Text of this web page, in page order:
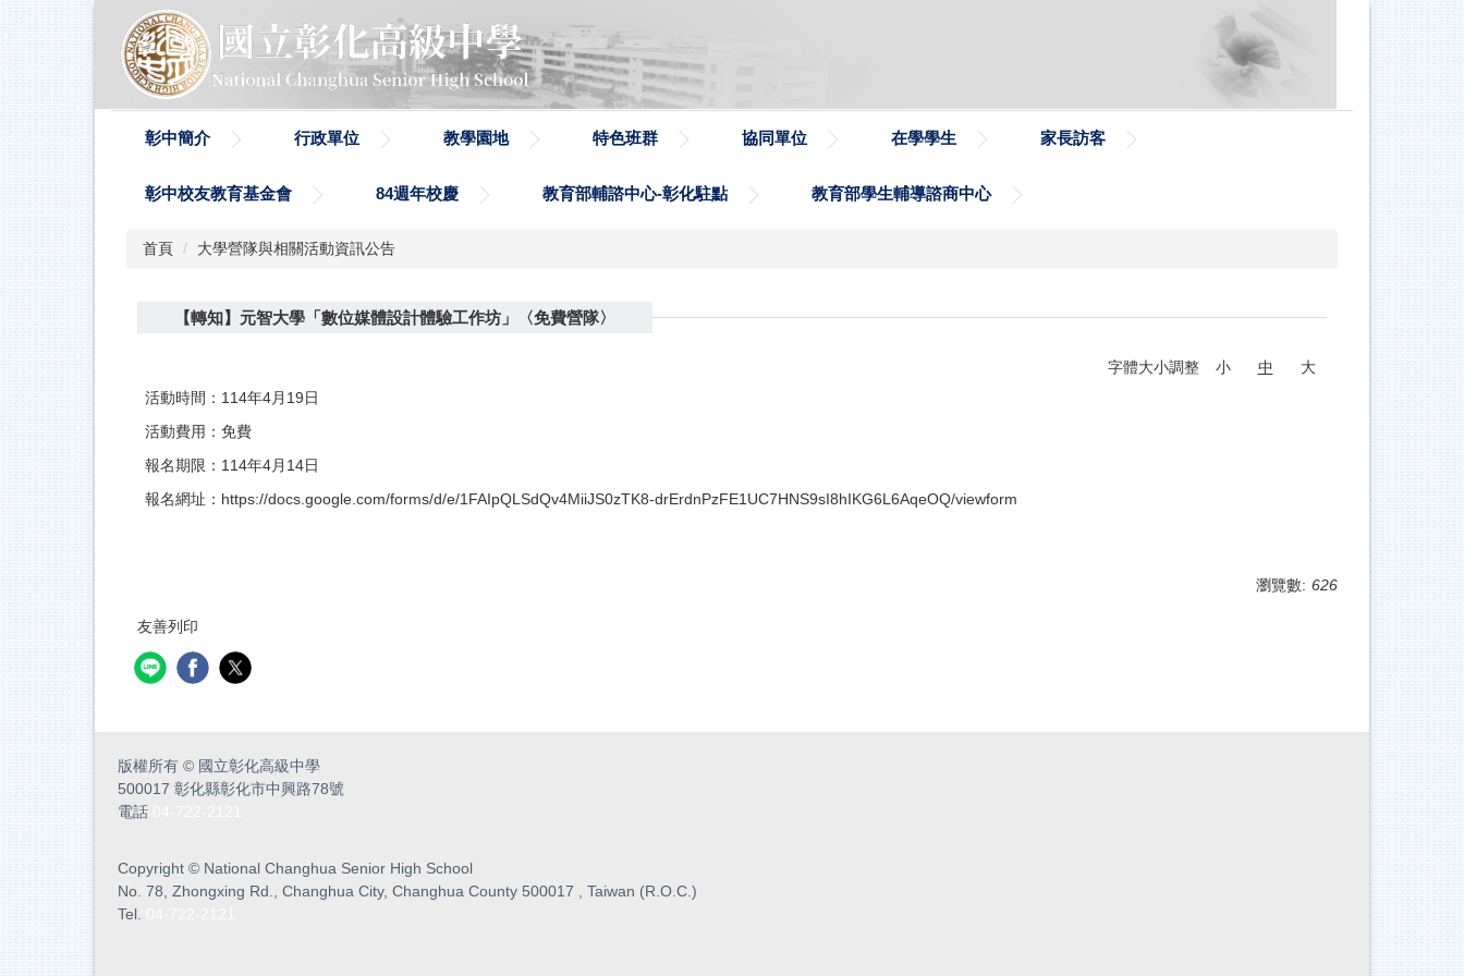
彰中簡介 行政單位 教學園地 特色班群 協同單位 在學學生 家長訪客
彰中校友教育基金會 84週年校慶 教育部輔諮中心-彰化駐點 教育部學生輔導諮商中心
首頁 大學營隊與相關活動資訊公告
【轉知】元智大學「數位媒體設計體驗工作坊」〈免費營隊〉
字體大小調整 小 中
大
活動時間：114年4月19日
活動費用：免費
報名期限：114年4月14日
報名網址： https://docs.google.com/forms/d/e/1FAIpQLSdQv4MiiJS0zTK8-drErdnPzFE1UC7HNS9sI8hIKG6L6AqeOQ/viewform
瀏覽數: 626
友善列印
版權所有 © 國立彰化高級中學
500017 彰化縣彰化市中興路78號
電話
Copyright © National Changhua Senior High School
No. 78, Zhongxing Rd., Changhua City, Changhua County 500017 , Taiwan (R.O.C.)
Tel.